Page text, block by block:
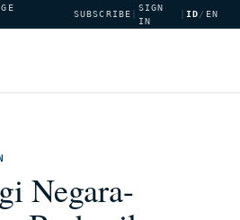
SUBSCRIBE
SIGN
IN
ID/ EN
Negara-